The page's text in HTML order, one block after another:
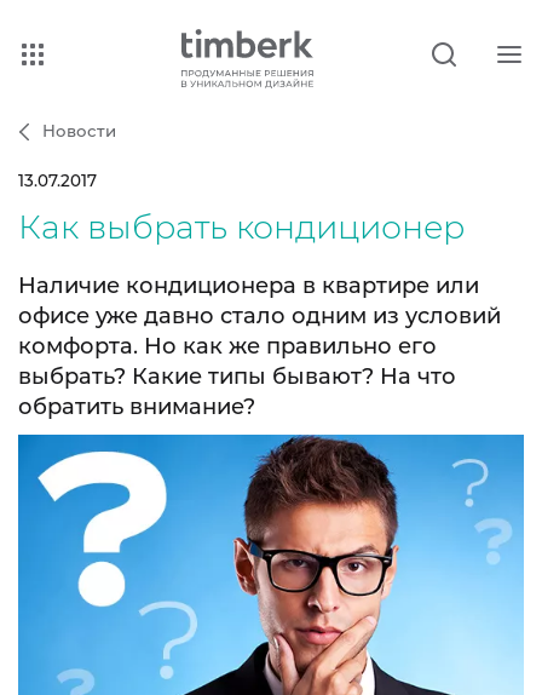
Новости
13.07.2017
Как выбрать кондиционер
Наличие кондиционера в квартире или
офисе уже давно стало одним из условий
комфорта. Но как же правильно его
выбрать? Какие типы бывают? На что
обратить внимание?